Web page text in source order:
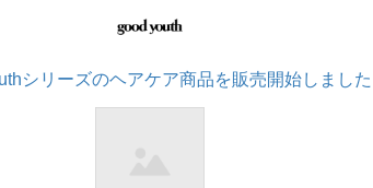
シリーズのヘアケア商品を販売開始しまし